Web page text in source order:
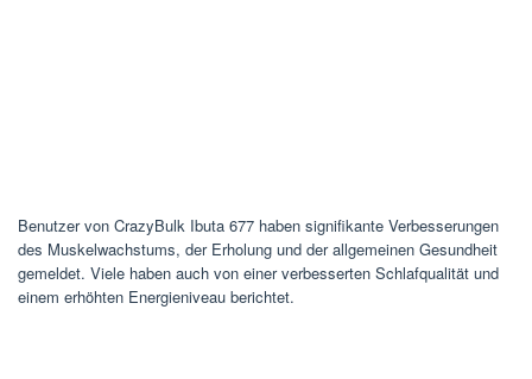
Benutzer von CrazyBulk Ibuta 677 haben signifikante Verbesserungen
des Muskelwachstums, der Erholung und der allgemeinen Gesundheit
gemeldet. Viele haben auch von einer verbesserten Schlafqualität und
einem erhöhten Energieniveau berichtet.